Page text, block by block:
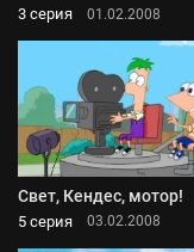
3 серия 01.02.2008
Свет, Кендес, мотор!
5 серия 03.02.2008